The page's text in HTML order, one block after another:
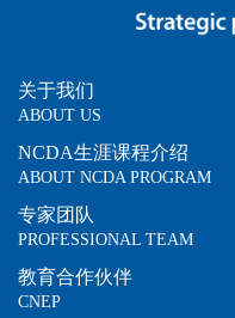
关于我们
ABOUT US
NCDA生涯课程介绍
ABOUT NCDA PROGRAM
专家团队
PROFESSIONAL TEAM
教育合作伙伴
CNEP